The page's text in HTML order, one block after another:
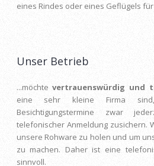
eines Rindes oder eines Geflügels
Unser Betrieb
...möchtevertrauenswürdig und
eine sehr kleine Firma
Besichtigungstermine zwar
telefonischer Anmeldung zusichern.
unsere Rohware zu holen und um
zu machen. Daher ist eine
sinnvoll.